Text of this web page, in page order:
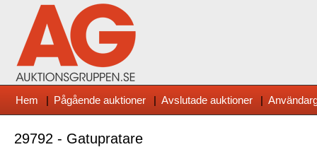
Hem | Pågående auktioner | Avslutade auktioner |
29792 - Gatupratare